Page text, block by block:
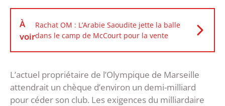
À
voir
Rachat OM : L’Arabie Saoudite jette la balle
dans le camp de McCourt pour la vente
L’actuel propriétaire de l’Olympique de Marseille
attendrait un chèque d’environ un demi-milliard
pour céder son club. Les exigences du milliardaire